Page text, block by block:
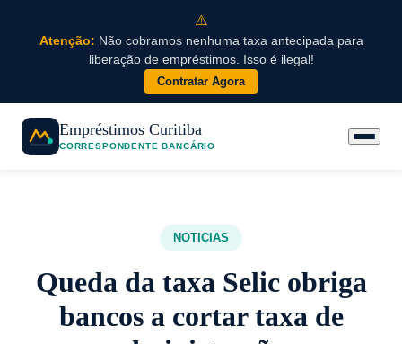
⚠️
Atenção: Não cobramos nenhuma taxa antecipada para
liberação de empréstimos. Isso é ilegal!
Contratar Agora
Empréstimos Curitiba
CORRESPONDENTE BANCÁRIO
NOTICIAS
Queda da taxa Selic obriga
bancos a cortar taxa de